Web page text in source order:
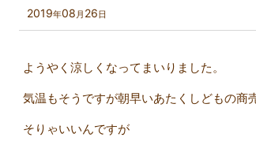
2019年08 月 26日
ようやく涼しくなってまいりました。
気温もそうですが朝早いあたくしどもの商
そりゃいいんですが